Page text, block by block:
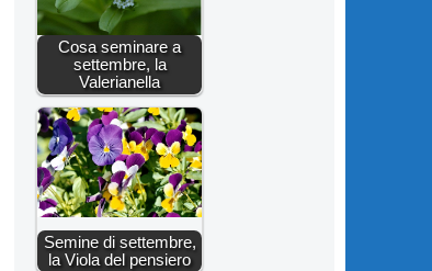
Cosa seminare a
settembre, la
Valerianella
Semine di settembre,
la Viola del pensiero